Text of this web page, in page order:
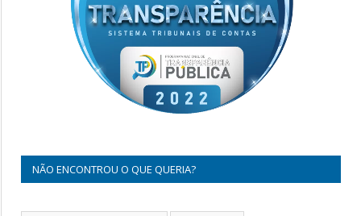
NÃO ENCONTROU O QUE QUERIA?